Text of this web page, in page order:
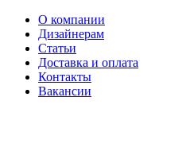
О компании
Дизайнерам
Статьи
Доставка и оплата
Контакты
Вакансии